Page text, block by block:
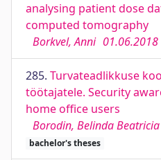
analysing patient dose
computed tomography
Borkvel, Anni 01.06.2018
285. Turvateadlikkuse
töötajatele. Security
home office users
Borodin, Belinda Beatricia
bachelor's theses